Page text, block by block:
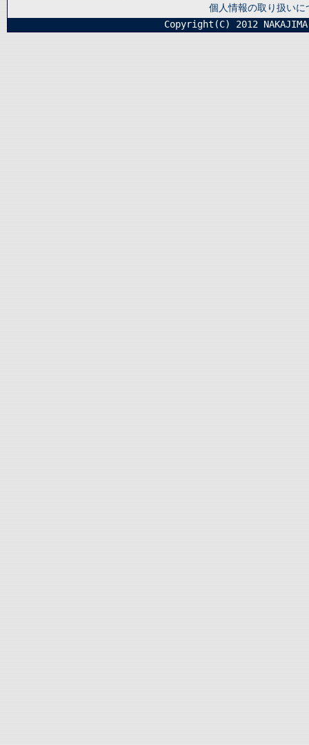
個人情報の取り扱いに
Copyright(C) 2012